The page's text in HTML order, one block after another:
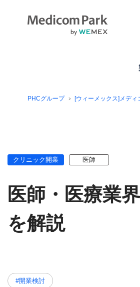
PHCグループ [ウィーメックス]メディ
クリニック開業 医師
医師・医療業
を解説
#開業検討